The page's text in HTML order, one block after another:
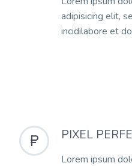
adipisicing elit,
incidilabore et

 PIXEL
Lorem ipsum